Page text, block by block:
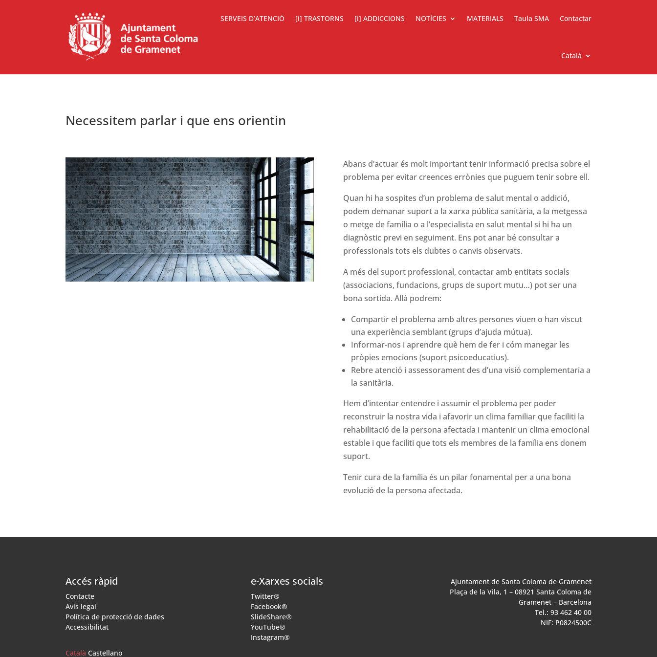
SERVEIS D’ATENCIÓ [i] TRASTORNS [i] ADDICCIONS NOTÍCIES MATERIALS Taula SMA Contactar
Català
Necessitem parlar i que ens orientin
Abans d’actuar és molt important tenir informació precisa sobre el
problema per evitar creences errònies que puguem tenir sobre ell.
Quan hi ha sospites d’un problema de salut mental o addició,
podem demanar suport a la xarxa pública sanitària, a la metgessa
o metge de família o a l’especialista en salut mental si hi ha un
diagnòstic previ en seguiment. Ens pot anar bé consultar a
professionals tots els dubtes o canvis observats.
A més del suport professional, contactar amb entitats socials
(associacions, fundacions, grups de suport mutu…) pot ser una
bona sortida. Allà podrem:
Compartir el problema amb altres persones viuen o han viscut
una experiència semblant (grups d’ajuda mútua).
Informar-nos i aprendre què hem de fer i cóm manegar les
pròpies emocions (suport psicoeducatius).
Rebre atenció i assessorament des d’una visió complementaria a
la sanitària.
Hem d’intentar entendre i assumir el problema per poder
reconstruir la nostra vida i afavorir un clima familiar que faciliti la
rehabilitació de la persona afectada i mantenir un clima emocional
estable i que faciliti que tots els membres de la família ens donem
suport.
Tenir cura de la família és un pilar fonamental per a una bona
evolució de la persona afectada.
Accés ràpid
Contacte
Avís legal
Política de protecció de dades
Accessibilitat
Català Castellano
e-Xarxes socials
Twitter®
Facebook®
SlideShare®
YouTube®
Instagram®
Ajuntament de Santa Coloma de Gramenet
Plaça de la Vila, 1 – 08921 Santa Coloma de
Gramenet – Barcelona
Tel.: 93 462 40 00
NIF: P0824500C